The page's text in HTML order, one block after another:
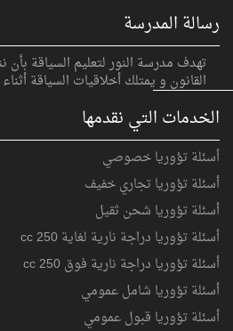
رسالة المدرسة
تهدف مدرسة النور لتعليم السياقة
القانون و يمتلك أخلاقيات السياقة
الخدمات التي نقدمها
أسئلة تؤوريا خصوصي
أسئلة تؤوريا تجاري خفيف
أسئلة تؤوريا شحن ثقيل
أسئلة تؤوريا دراجة نارية لغاية 250 cc
أسئلة تؤوريا دراجة نارية فوق 250 cc
أسئلة تؤوريا شامل عمومي
أسئلة تؤوريا قبول عمومي